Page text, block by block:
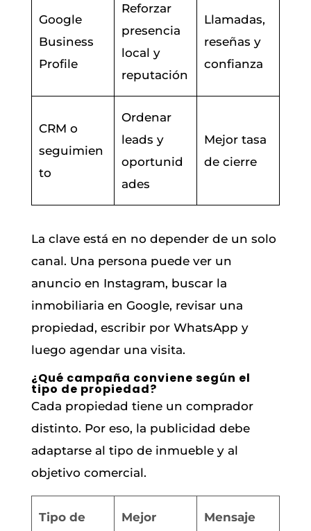
Google
Business
Profile
Reforzar
presencia
local y
reputación
Llamadas,
reseñas y
confianza
CRM o
seguimien
to
Ordenar
leads y
oportunid
ades
Mejor tasa
de cierre
La clave está en no depender de un solo
canal. Una persona puede ver un
anuncio en Instagram, buscar la
inmobiliaria en Google, revisar una
propiedad, escribir por WhatsApp y
luego agendar una visita.
¿Qué campaña conviene según el
tipo de propiedad?
Cada propiedad tiene un comprador
distinto. Por eso, la publicidad debe
adaptarse al tipo de inmueble y al
objetivo comercial.
Tipo de
Mejor
Mensaje